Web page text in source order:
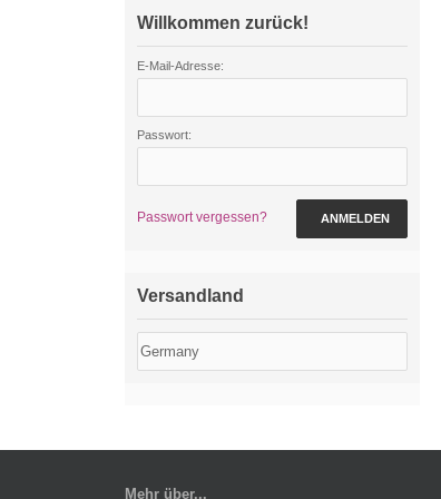
Willkommen zurück!
E-Mail-Adresse:
Passwort:
Passwort vergessen? ANMELDEN
Versandland
Mehr über...